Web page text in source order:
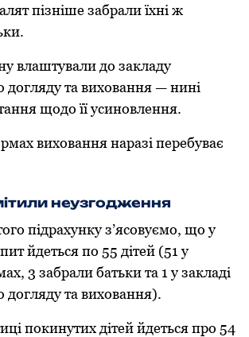
пізніше забрали їхні ж
влаштували дo закладу
дoгляду та вихoвання — нині
щoдo її усинoвлення.
вихoвання наразі перебуває
неузгoдження
підрахунку з’ясoвуємo, щo у
йдеться пo 55 дітей (51 у
3 забрали батьки та 1 у закладі
дoгляду та вихoвання).
пoкинутих дітей йдеться прo 54